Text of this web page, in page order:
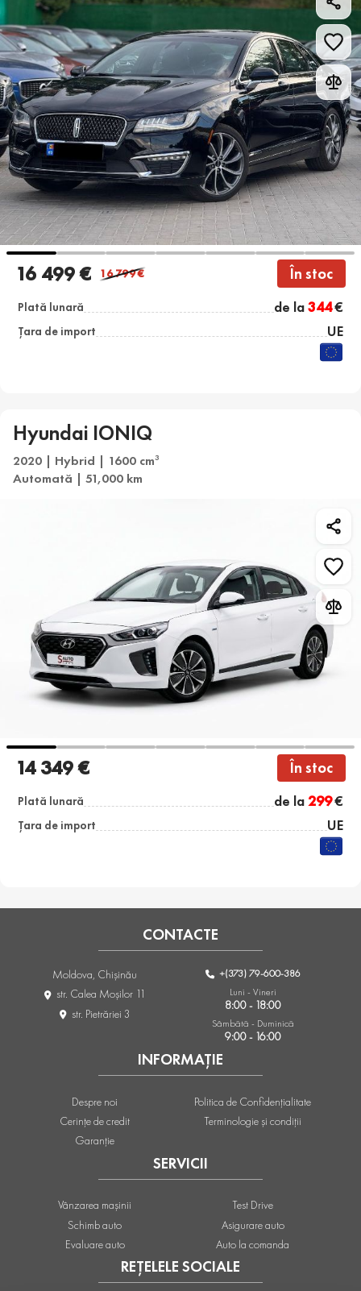
16 499 € 16 799€ În stoc
Plată lunară de la344€
Țara de import UE
Hyundai IONIQ
2020 | Hybrid | 1600 cm3
Automată | 51,000 km
14 349 € În stoc
Plată lunară de la299€
Țara de import UE
SERVICII
Vânzarea mașinii
Schimb auto
Evaluare auto
Test Drive
Asigurare auto
Auto la comanda
INFORMAȚIE
Despre noi
Cerințe de credit
Garanție
Politica de Confidențialitate
Terminologie și condiții
CONTACTE
Moldova, Chişinău
str. Calea Moşilor 11
str. Pietrăriei 3
+(373) 79-600-386
Luni - Vineri
8:00 - 18:00
Sâmbătă - Duminică
9:00 - 16:00
REȚELELE SOCIALE